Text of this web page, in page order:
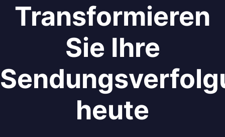
Transformieren
Sie Ihre
heute